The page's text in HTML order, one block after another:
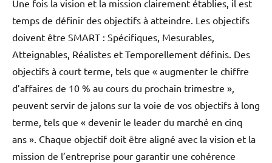
Une fois la vision et la mission clairement établies, il est
temps de définir des objectifs à atteindre. Les objectifs
doivent être SMART : Spécifiques, Mesurables,
Atteignables, Réalistes et Temporellement définis. Des
objectifs à court terme, tels que « augmenter le chiffre
d’affaires de 10 % au cours du prochain trimestre »,
peuvent servir de jalons sur la voie de vos objectifs à long
terme, tels que « devenir le leader du marché en cinq
ans ». Chaque objectif doit être aligné avec la vision et la
mission de l’entreprise pour garantir une cohérence